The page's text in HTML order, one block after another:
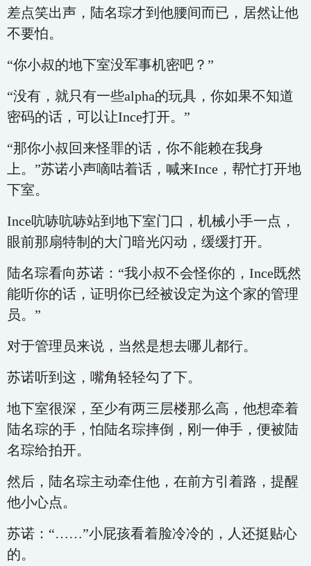
差点笑出声，陆名琮才到他腰间而已，居然让他
不要怕。
“你小叔的地下室没军事机密吧？”
“没有，就只有一些alpha的玩具，你如果不知道
密码的话，可以让Ince打开。”
“那你小叔回来怪罪的话，你不能赖在我身
上。”苏诺小声嘀咕着话，喊来Ince，帮忙打开地
下室。
Ince吭哧吭哧站到地下室门口，机械小手一点，
眼前那扇特制的大门暗光闪动，缓缓打开。
陆名琮看向苏诺：“我小叔不会怪你的，Ince既然
能听你的话，证明你已经被设定为这个家的管理
员。”
对于管理员来说，当然是想去哪儿都行。
苏诺听到这，嘴角轻轻勾了下。
地下室很深，至少有两三层楼那么高，他想牵着
陆名琮的手，怕陆名琮摔倒，刚一伸手，便被陆
名琮给拍开。
然后，陆名琮主动牵住他，在前方引着路，提醒
他小心点。
苏诺：“……”小屁孩看着脸冷冷的，人还挺贴心
的。